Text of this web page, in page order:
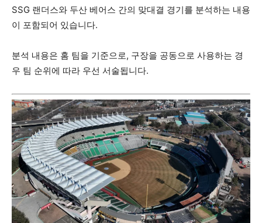
SSG 랜더스와 두산 베어스 간의 맞대결 경기를 분석하는 내용
이 포함되어 있습니다.
분석 내용은 홈 팀을 기준으로, 구장을 공동으로 사용하는 경
우 팀 순위에 따라 우선 서술됩니다.